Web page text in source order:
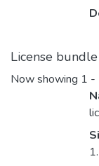
License bundle
Now showing 1 -